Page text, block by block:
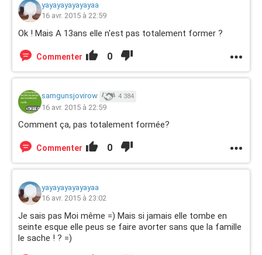
yayayayayayayaa
16 avr. 2015 à 22:59
Ok ! Mais A 13ans elle n'est pas totalement former ?
Commenter 0
samgunsjovirow 4 384
16 avr. 2015 à 22:59
Comment ça, pas totalement formée?
Commenter 0
yayayayayayayaa
16 avr. 2015 à 23:02
Je sais pas Moi même =) Mais si jamais elle tombe en
seinte esque elle peus se faire avorter sans que la famille
le sache ! ? =)